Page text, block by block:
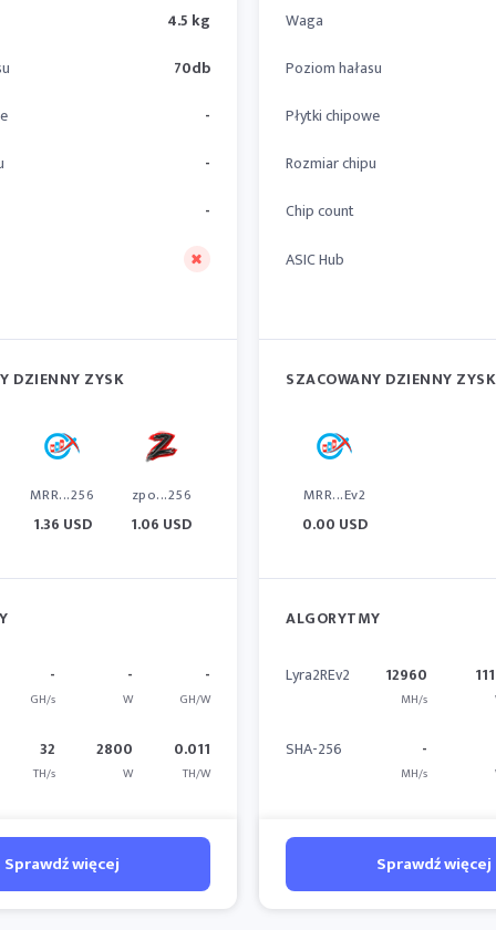
4.5 kg
70db
-
-
-
DZIENNY ZYSK
MRR...256
1.36 USD
zpo...256
1.06 USD
-
GH/s
-
W
-
GH/W
32
TH/s
2800
W
0.011
TH/W
Sprawdź więcej
Waga
Poziom hałasu
Płytki chipowe
Rozmiar chipu
Chip count
ASIC Hub
SZACOWANY DZIENNY ZYSK
MRR...Ev2
0.00 USD
ALGORYTMY
Lyra2REv2 12960
MH/s
SHA-256 -
MH/s
Sprawdź więcej